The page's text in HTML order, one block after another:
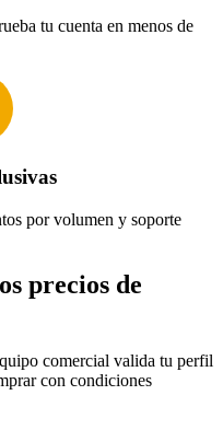
tu cuenta en menos de
por volumen y soporte
precios de
comercial valida tu perfil
con condiciones